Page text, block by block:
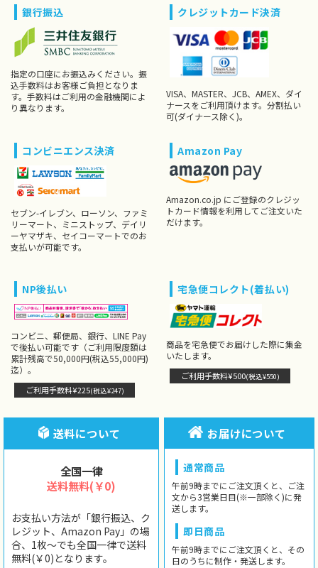
銀行振込
指定の口座にお振込みください。振
込手数料はお客様ご負担となりま
す。手数料はご利用の金融機関によ
り異なります。
クレジットカード決済
VISA、MASTER、JCB、AMEX、ダイ
ナースをご利用頂けます。分割払い
可(ダイナース除く)。
コンビニエンス決済
セブン-イレブン、ローソン、ファミ
リーマート、ミニストップ、デイリ
ーヤマザキ、セイコーマートでのお
支払いが可能です。
Amazon Pay
Amazon.co.jp にご登録のクレジッ
トカード情報を利用してご注文いた
だけます。
NP後払い
コンビニ、郵便局、銀行、LINE Pay
で後払い可能です（ご利用限度額は
累計残高で50,000円(税込55,000円)
迄）。
ご利用手数料¥225(税込¥247)
宅急便コレクト(着払い)
商品を宅急便でお届けした際に集金
いたします。
ご利用手数料¥500(税込¥550)
送料について
全国一律
送料無料(￥0)
お支払い方法が「銀行振込、ク
レジット、Amazon Pay」の場
合、1枚〜でも全国一律で送料
無料(￥0)となります。
お届けについて
通常商品
午前9時までにご注文頂くと、ご注
文から3営業日目(※一部除く)に発
送します。
即日商品
午前9時までにご注文頂くと、その
日のうちに制作・発送します。